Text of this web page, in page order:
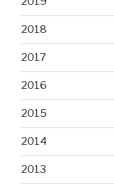
2018
2017
2016
2015
2014
2013